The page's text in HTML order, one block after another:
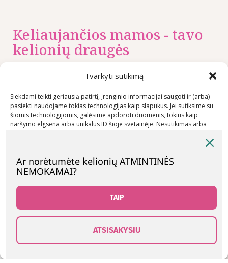
Tvarkyti sutikimą
Siekdami teikti geriausią patirtį, įrenginio informacijai saugoti ir (arba)
pasiekti naudojame tokias technologijas kaip slapukus. Jei sutiksime su
šiomis technologijomis, galėsime apdoroti duomenis, tokius kaip
naršymo elgsena arba unikalūs ID šioje svetainėje. Nesutikimas arba
Neigti
Peržiūrėti nuostatas
Keliaujančios mamos - tavo
kelionių draugės
Nuorodos
Privatumo
politika
pardavimo
taisyklės
Prekių
sąlygos
RekomenduojameKontaktai
+370 600
03600
Ar norėtumėte kelionių ATMINTINĖS
NEMOKAMAI?
TAIP
ATSISAKYSIU